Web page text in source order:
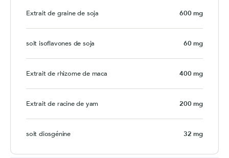
Extrait de graine de soja 600 mg
soit isoflavones de soja 60 mg
Extrait de rhizome de maca 400 mg
Extrait de racine de yam 200 mg
soit diosgénine 32 mg